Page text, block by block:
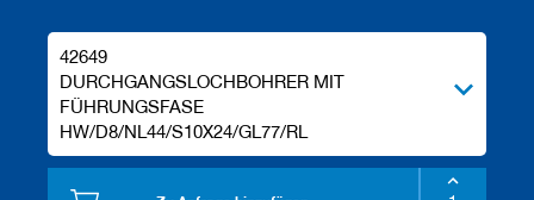
42649
DURCHGANGSLOCHBOHRER MIT
FÜHRUNGSFASE
HW/D8/NL44/S10X24/GL77/RL